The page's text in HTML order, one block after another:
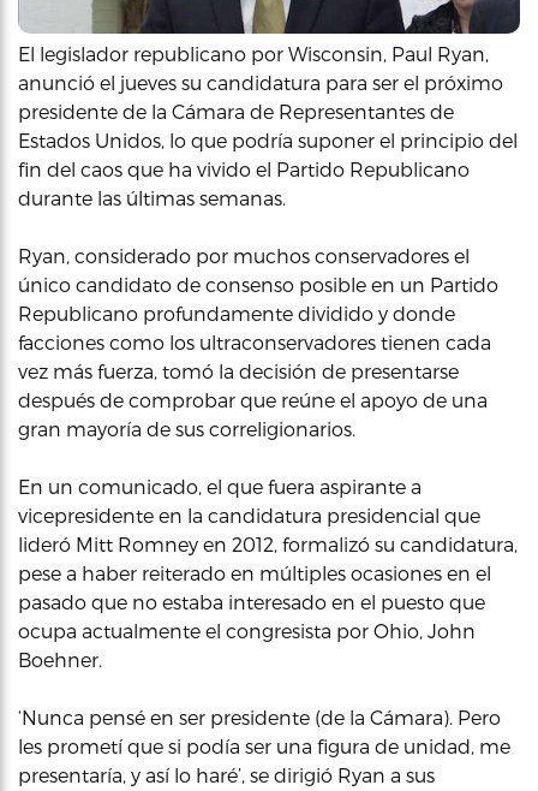
El legislador republicano por Wisconsin, Paul Ryan,
anunció el jueves su candidatura para ser el próximo
presidente de la Cámara de Representantes de
Estados Unidos, lo que podría suponer el principio del
fin del caos que ha vivido el Partido Republicano
durante las últimas semanas.
Ryan, considerado por muchos conservadores el
único candidato de consenso posible en un Partido
Republicano profundamente dividido y donde
facciones como los ultraconservadores tienen cada
vez más fuerza, tomó la decisión de presentarse
después de comprobar que reúne el apoyo de una
gran mayoría de sus correligionarios.
En un comunicado, el que fuera aspirante a
vicepresidente en la candidatura presidencial que
lideró Mitt Romney en 2012, formalizó su candidatura,
pese a haber reiterado en múltiples ocasiones en el
pasado que no estaba interesado en el puesto que
ocupa actualmente el congresista por Ohio, John
Boehner.
‘Nunca pensé en ser presidente (de la Cámara). Pero
les prometí que si podía ser una figura de unidad, me
presentaría, y así lo haré’, se dirigió Ryan a sus